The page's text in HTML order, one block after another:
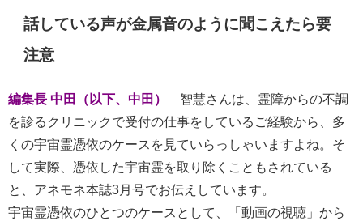
話している声が金属音のように聞こえたら要
注意
編集長 中田（以下、中田）
智慧さんは、霊障からの不調
を診るクリニックで受付の仕事をしているご経験から、多
くの宇宙霊憑依のケースを見ていらっしゃいますよね。そ
して実際、憑依した宇宙霊を取り除くこともされている
と、アネモネ本誌3月号でお伝えしています。
宇宙霊憑依のひとつのケースとして、「動画の視聴」から